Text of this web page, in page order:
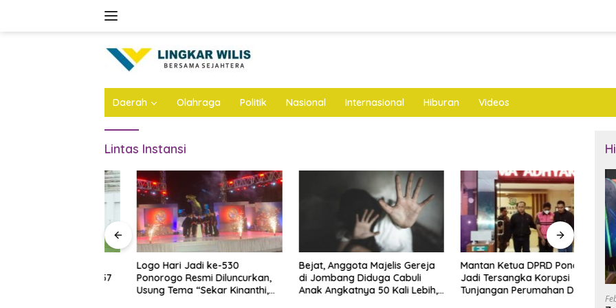
Daerah Olahraga Politik Nasional Internasional Hiburan Videos
Lintas Instansi
Logo Hari Jadi ke-530
Ponorogo Resmi Diluncurkan,
Usung Tema “Sekar Kinanthi,
Bejat, Anggota Majelis Gereja
di Jombang Diduga Cabuli
Anak Angkatnya 50 Kali Lebih,
Mantan Ketua DPRD Ponorogo
Jadi Tersangka Korupsi
Tunjangan Perumahan Dewan